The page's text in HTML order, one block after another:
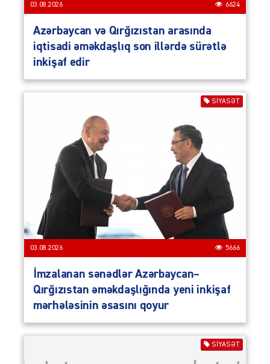
03.08.2026 6624
Azərbaycan və Qırğızıstan arasında
iqtisadi əməkdaşlıq son illərdə sürətlə
inkişaf edir
SIYASƏT
03.08.2026 5666
İmzalanan sənədlər Azərbaycan–
Qırğızıstan əməkdaşlığında yeni inkişaf
mərhələsinin əsasını qoyur
SIYASƏT